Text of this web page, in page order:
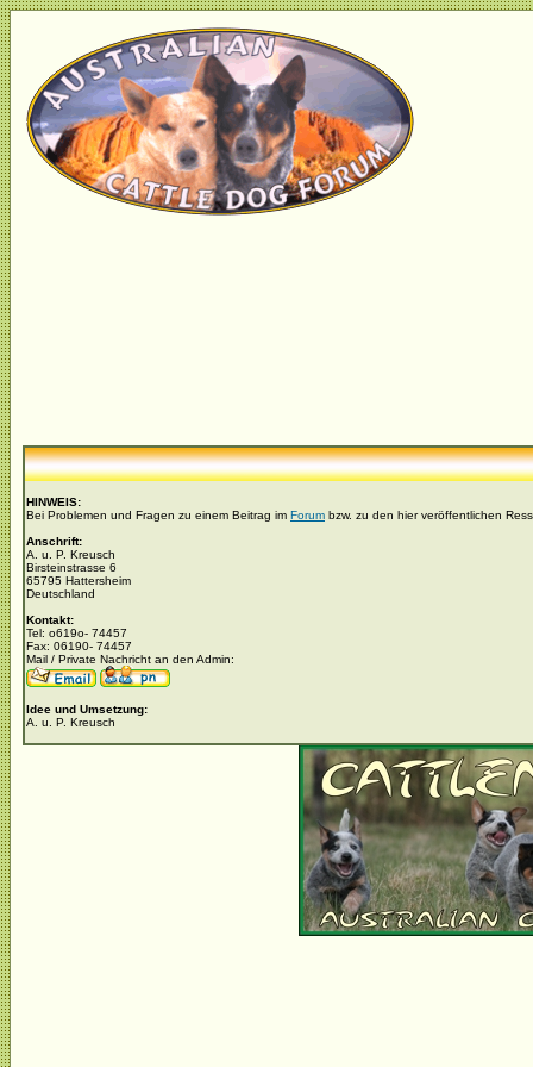
HINWEIS:
Bei Problemen und Fragen zu einem Beitrag im Forum bzw. zu den hier veröffentlichen
Anschrift:
A. u. P. Kreusch
Birsteinstrasse 6
65795 Hattersheim
Deutschland
Kontakt:
Tel: o619o- 74457
Fax: 06190- 74457
Mail / Private Nachricht an den Admin:
Idee und Umsetzung:
A. u. P. Kreusch